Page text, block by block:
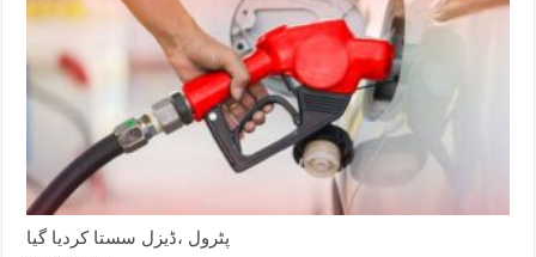
پٹرول ،ڈیزل سستا کردیا گیا